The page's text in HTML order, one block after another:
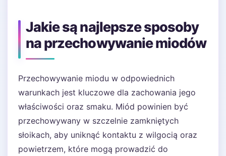
Jakie są najlepsze sposoby
na przechowywanie miodów
Przechowywanie miodu w odpowiednich
warunkach jest kluczowe dla zachowania jego
właściwości oraz smaku. Miód powinien być
przechowywany w szczelnie zamkniętych
słoikach, aby uniknąć kontaktu z wilgocią oraz
powietrzem, które mogą prowadzić do